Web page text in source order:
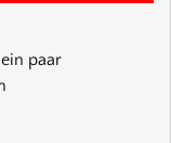
paar